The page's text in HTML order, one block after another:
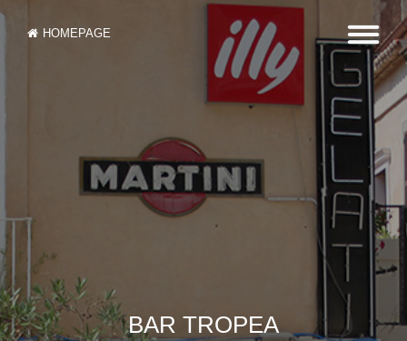
HOMEPAGE
BAR TROPEA